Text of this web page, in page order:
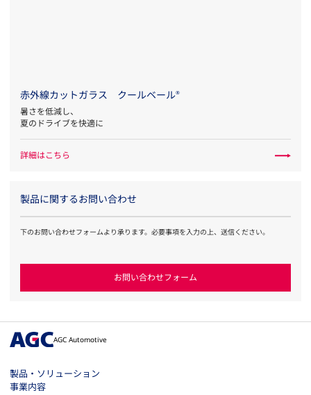
赤外線カットガラス クールベール®
暑さを低減し、
夏のドライブを快適に
詳細はこちら
製品に関するお問い合わせ
下のお問い合わせフォームより承ります。必要事項を入力の上、送信ください。
お問い合わせフォーム
AGC Automotive
製品・ソリューション
事業内容